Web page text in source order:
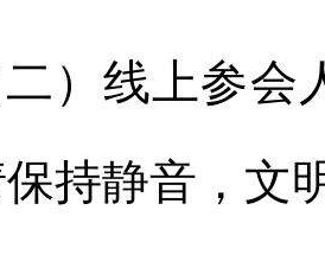
二）线上参
持静音，文